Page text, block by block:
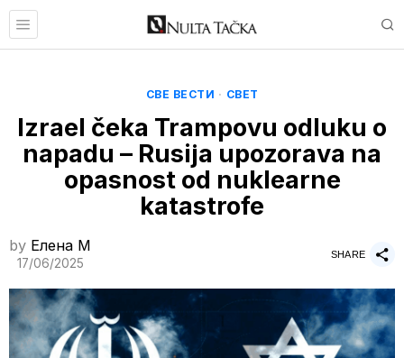
СВЕ ВЕСТИ · СВЕТ
Izrael čeka Trampovu odluku o
napadu – Rusija upozorava na
opasnost od nuklearne
katastrofe
by Елена M
17/06/2025
SHARE